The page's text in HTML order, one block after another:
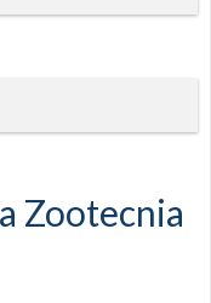
Zootecnia